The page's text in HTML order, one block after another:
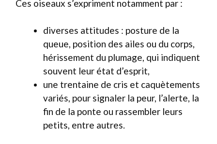
Ces oiseaux s’expriment notamment par :
diverses attitudes : posture de la
queue, position des ailes ou du corps,
hérissement du plumage, qui indiquent
souvent leur état d’esprit,
une trentaine de cris et caquètements
variés, pour signaler la peur, l’alerte, la
fin de la ponte ou rassembler leurs
petits, entre autres.